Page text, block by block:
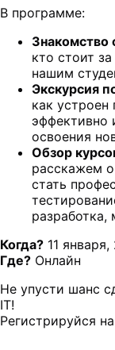
В программе:
Знакомство
кто стоит
нашим
Экскурсия
как
эффективно
освоения
Обзор
расскажем
стать
Когда? 11
Где? Онлайн
Не упусти шанс
IT!
Регистрируйся